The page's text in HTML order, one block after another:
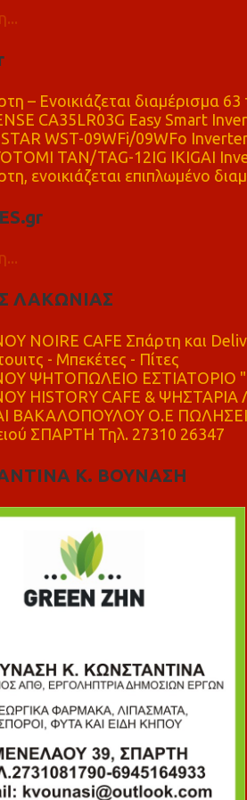
– Ενοικιάζεται διαμέρισμα 63
CA35LR03G Easy Smart
WST-09WFi/09WFo Inverter
TAN/TAG-12IG IKIGAI
ενοικιάζεται επιπλωμένο
ΛΑΚΩΝΙΑΣ
NOIRE CAFE Σπάρτη και
- Μπεκέτες - Πίτες
ΨΗΤΟΠΩΛΕΙΟ ΕΣΤΙΑΤΟΡΙΟ
HISTORY CAFE & ΨΗΣΤΑΡΙΑ
ΒΑΚΑΛΟΠΟΥΛΟΥ Ο.Ε
ΣΠΑΡΤΗ Τηλ. 27310 26347
Κ. ΒΟΥΝΑΣΗ